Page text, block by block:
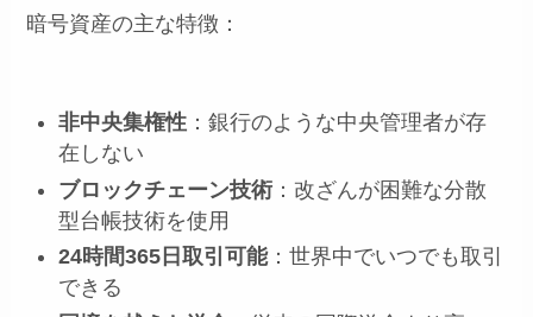
暗号資産の主な特徴：
非中央集権性 ：銀行のような中央管理者が存
在しない
ブロックチェーン技術 ：改ざんが困難な分散
型台帳技術を使用
24時間365日取引可能：世界中でいつでも取引
できる